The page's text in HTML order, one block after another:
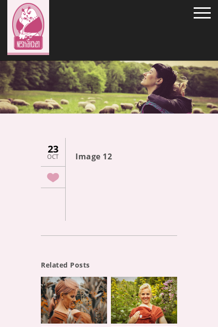
23
OCT Image 12
Related Posts